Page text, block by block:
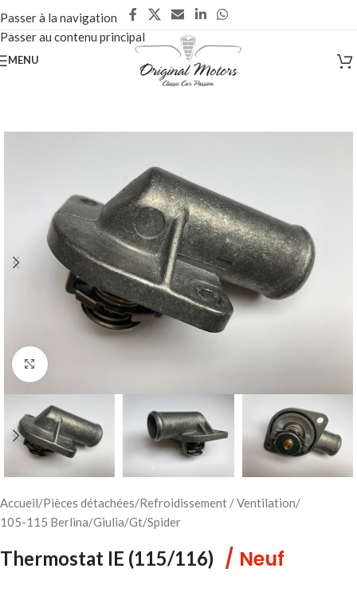
Passer à la navigation
Passer au contenu principal
MENU
Cliquez pour agrandir
Accueil/Pièces détachées/Refroidissement / Ventilation/
105-115 Berlina/Giulia/Gt/Spider
Thermostat IE (115/116) / Neuf